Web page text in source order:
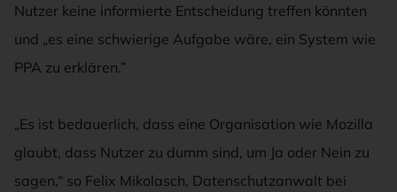
Nutzer keine informierte Entscheidung treffen könnten
und „es eine schwierige Aufgabe wäre, ein System wie
PPA zu erklären.”
„Es ist bedauerlich, dass eine Organisation wie Mozilla
glaubt, dass Nutzer zu dumm sind, um Ja oder Nein zu
sagen,“ so Felix Mikolasch, Datenschutzanwalt bei